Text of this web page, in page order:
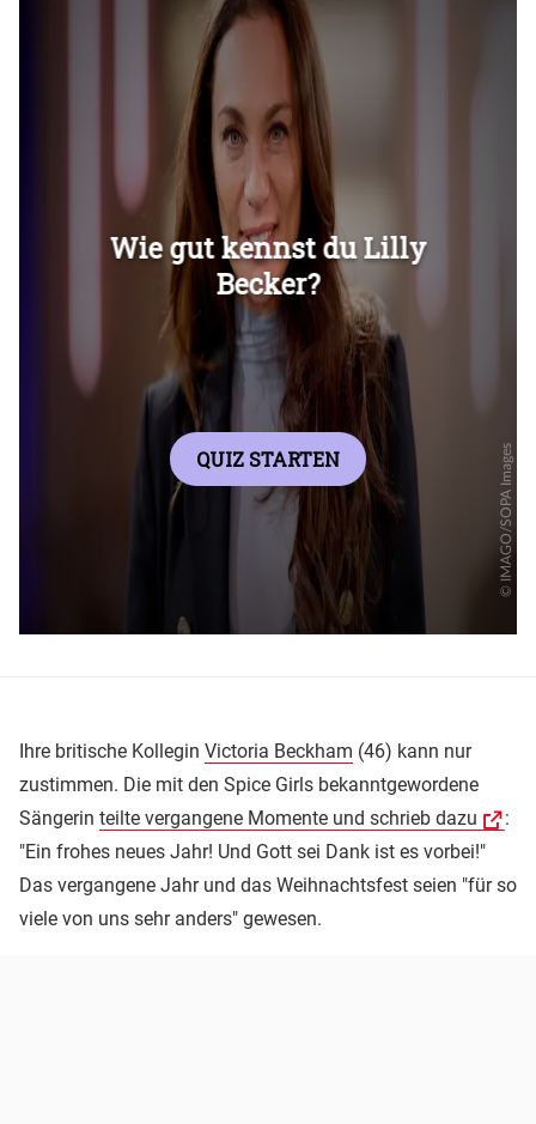
Überspringen
Ihre britische Kollegin Victoria Beckham (46) kann nur
zustimmen. Die mit den Spice Girls bekanntgewordene
Sängerin teilte vergangene Momente und schrieb dazu
:
"Ein frohes neues Jahr! Und Gott sei Dank ist es vorbei!"
Das vergangene Jahr und das Weihnachtsfest seien "für so
viele von uns sehr anders" gewesen.